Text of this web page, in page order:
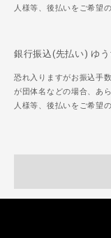
人様等、後払いをご希望
銀行振込(先払い) ゆ
恐れ入りますがお振込手
が団体名などの場合、あ
人様等、後払いをご希望